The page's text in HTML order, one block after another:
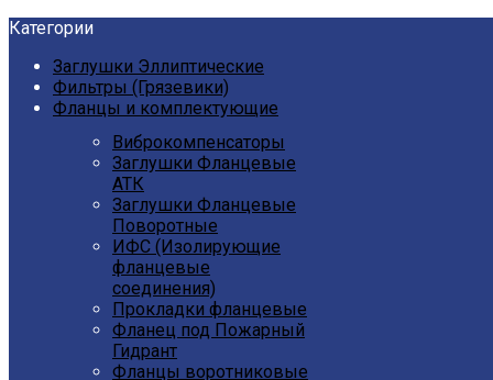
Категории
Заглушки Эллиптические
Фильтры (Грязевики)
Фланцы и комплектующие
Виброкомпенсаторы
Заглушки Фланцевые
АТК
Заглушки Фланцевые
Поворотные
ИФС (Изолирующие
фланцевые
соединения)
Прокладки фланцевые
Фланец под Пожарный
Гидрант
Фланцы воротниковые